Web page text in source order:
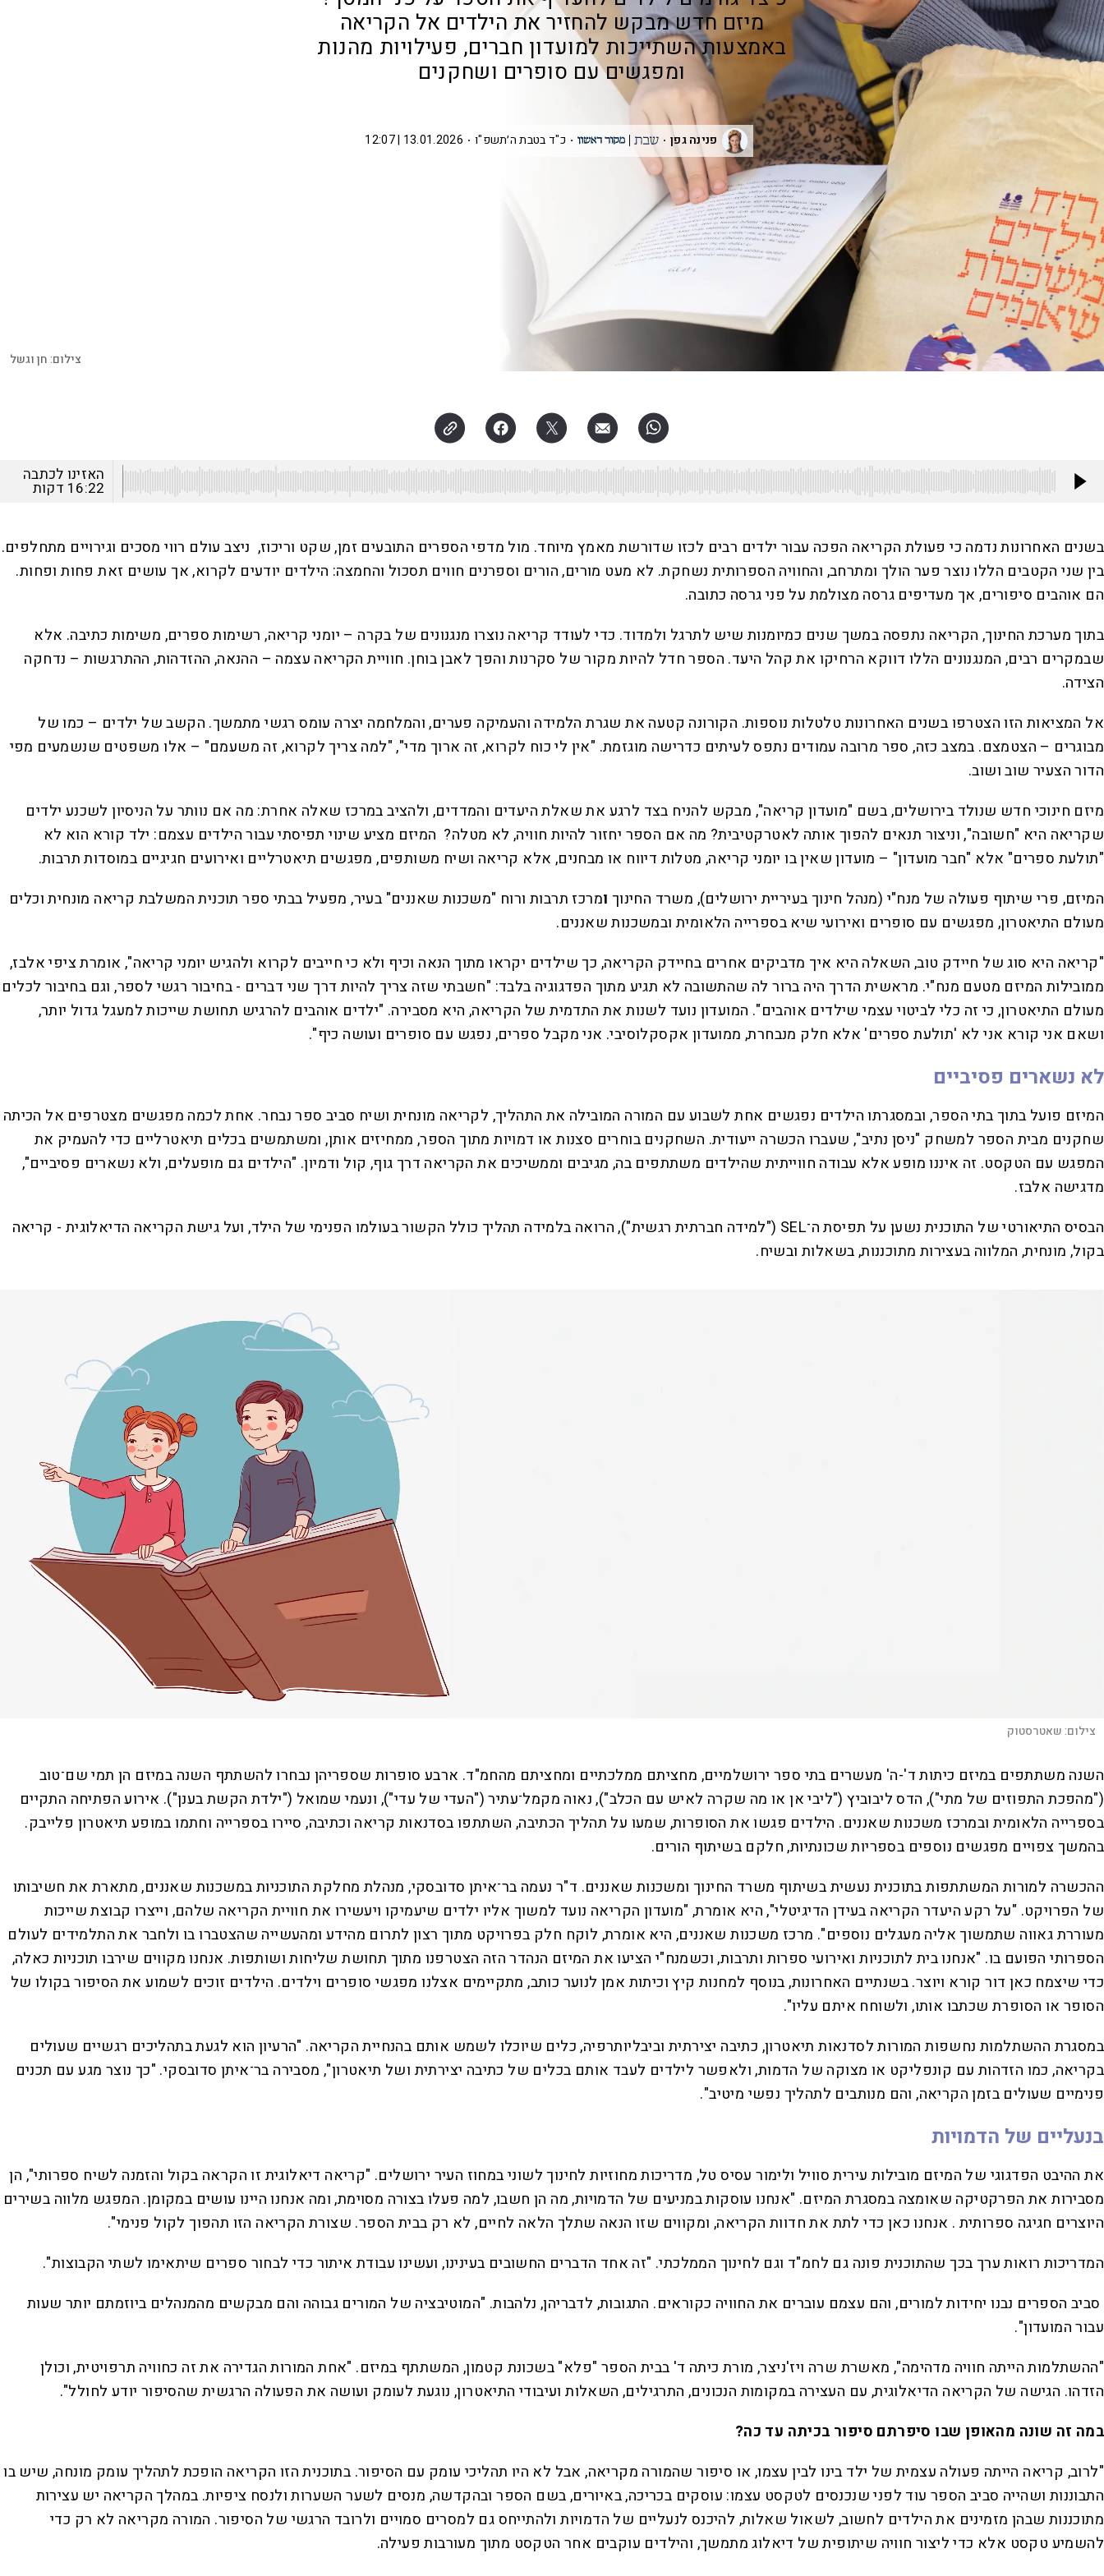
צילום:חן וגשל
מיזם חדש מבקש להחזיר את הילדים אל הקריאה
באמצעות השתייכות למועדון חברים, פעילויות מהנות
ומפגשים עם סופרים ושחקנים
פנינה גפן כ"ד בטבת ה׳תשפ"ו 13.01.2026 | 12:07
האזינו לכתבה
16:22 דקות
בשנים האחרונות נדמה כי פעולת הקריאה הפכה עבור ילדים רבים לכזו שדורשת מאמץ מיוחד. מול מדפי הספרים התובעים זמן, שקט וריכוז, ניצב עולם רווי מסכים וגירויים מתחלפים.
בין שני הקטבים הללו נוצר פער הולך ומתרחב, והחוויה הספרותית נשחקת. לא מעט מורים, הורים וספרנים חווים תסכול והחמצה: הילדים יודעים לקרוא, אך עושים זאת פחות ופחות.
הם אוהבים סיפורים, אך מעדיפים גרסה מצולמת על פני גרסה כתובה.
בתוך מערכת החינוך, הקריאה נתפסה במשך שנים כמיומנות שיש לתרגל ולמדוד. כדי לעודד קריאה נוצרו מנגנונים של בקרה – יומני קריאה, רשימות ספרים, משימות כתיבה. אלא
שבמקרים רבים, המנגנונים הללו דווקא הרחיקו את קהל היעד. הספר חדל להיות מקור של סקרנות והפך לאבן בוחן. חוויית הקריאה עצמה – ההנאה, ההזדהות, ההתרגשות – נדחקה
הצידה.
אל המציאות הזו הצטרפו בשנים האחרונות טלטלות נוספות. הקורונה קטעה את שגרת הלמידה והעמיקה פערים, והמלחמה יצרה עומס רגשי מתמשך. הקשב של ילדים – כמו של
מבוגרים – הצטמצם. במצב כזה, ספר מרובה עמודים נתפס לעיתים כדרישה מוגזמת. "אין לי כוח לקרוא, זה ארוך מדי", "למה צריך לקרוא, זה משעמם" – אלו משפטים שנשמעים מפי
הדור הצעיר שוב ושוב.
מיזם חינוכי חדש שנולד בירושלים, בשם "מועדון קריאה", מבקש להניח בצד לרגע את שאלת היעדים והמדדים, ולהציב במרכז שאלה אחרת: מה אם נוותר על הניסיון לשכנע ילדים
שקריאה היא "חשובה", וניצור תנאים להפוך אותה לאטרקטיבית? מה אם הספר יחזור להיות חוויה, לא מטלה? המיזם מציע שינוי תפיסתי עבור הילדים עצמם: ילד קורא הוא לא
"תולעת ספרים" אלא "חבר מועדון" – מועדון שאין בו יומני קריאה, מטלות דיווח או מבחנים, אלא קריאה ושיח משותפים, מפגשים תיאטרליים ואירועים חגיגיים במוסדות תרבות.
המיזם, פרי שיתוף פעולה של מנח"י (מנהל חינוך בעיריית ירושלים), משרד החינוך ומרכז תרבות ורוח "משכנות שאננים" בעיר, מפעיל בבתי ספר תוכנית המשלבת קריאה מונחית וכלים
מעולם התיאטרון, מפגשים עם סופרים ואירועי שיא בספרייה הלאומית ובמשכנות שאננים.
"קריאה היא סוג של חיידק טוב, השאלה היא איך מדביקים אחרים בחיידק הקריאה, כך שילדים יקראו מתוך הנאה וכיף ולא כי חייבים לקרוא ולהגיש יומני קריאה", אומרת ציפי אלבז,
ממובילות המיזם מטעם מנח"י. מראשית הדרך היה ברור לה שהתשובה לא תגיע מתוך הפדגוגיה בלבד: "חשבתי שזה צריך להיות דרך שני דברים - בחיבור רגשי לספר, וגם בחיבור לכלים
מעולם התיאטרון, כי זה כלי לביטוי עצמי שילדים אוהבים". המועדון נועד לשנות את התדמית של הקריאה, היא מסבירה. "ילדים אוהבים להרגיש תחושת שייכות למעגל גדול יותר,
ושאם אני קורא אני לא 'תולעת ספרים' אלא חלק מנבחרת, ממועדון אקסקלוסיבי. אני מקבל ספרים, נפגש עם סופרים ועושה כיף".
לא נשארים פסיביים
המיזם פועל בתוך בתי הספר, ובמסגרתו הילדים נפגשים אחת לשבוע עם המורה המובילה את התהליך, לקריאה מונחית ושיח סביב ספר נבחר. אחת לכמה מפגשים מצטרפים אל הכיתה
שחקנים מבית הספר למשחק "ניסן נתיב", שעברו הכשרה ייעודית. השחקנים בוחרים סצנות או דמויות מתוך הספר, ממחיזים אותן, ומשתמשים בכלים תיאטרליים כדי להעמיק את
המפגש עם הטקסט. זה איננו מופע אלא עבודה חווייתית שהילדים משתתפים בה, מגיבים וממשיכים את הקריאה דרך גוף, קול ודמיון. "הילדים גם מופעלים, ולא נשארים פסיביים",
מדגישה אלבז.
הבסיס התיאורטי של התוכנית נשען על תפיסת ה־SEL ("למידה חברתית רגשית"), הרואה בלמידה תהליך כולל הקשור בעולמו הפנימי של הילד, ועל גישת הקריאה הדיאלוגית - קריאה
בקול, מונחית, המלווה בעצירות מתוכננות, בשאלות ובשיח.
צילום:שאטרסטוק
השנה משתתפים במיזם כיתות ד'-ה' מעשרים בתי ספר ירושלמיים, מחציתם ממלכתיים ומחציתם מהחמ"ד. ארבע סופרות שספריהן נבחרו להשתתף השנה במיזם הן תמי שם־טוב
("מהפכת התפוזים של מתי"), הדס ליבוביץ ("ליבי אן או מה שקרה לאיש עם הכלב"), נאוה מקמל־עתיר ("העדי של עדי"), ונעמי שמואל ("ילדת הקשת בענן"). אירוע הפתיחה התקיים
בספרייה הלאומית ובמרכז משכנות שאננים. הילדים פגשו את הסופרות, שמעו על תהליך הכתיבה, השתתפו בסדנאות קריאה וכתיבה, סיירו בספרייה וחתמו במופע תיאטרון פלייבק.
בהמשך צפויים מפגשים נוספים בספריות שכונתיות, חלקם בשיתוף הורים.
ההכשרה למורות המשתתפות בתוכנית נעשית בשיתוף משרד החינוך ומשכנות שאננים. ד"ר נעמה בר־איתן סדובסקי, מנהלת מחלקת התוכניות במשכנות שאננים, מתארת את חשיבותו
של הפרויקט. "על רקע היעדר הקריאה בעידן הדיגיטלי", היא אומרת, "מועדון הקריאה נועד למשוך אליו ילדים שיעמיקו ויעשירו את חוויית הקריאה שלהם, וייצרו קבוצת שייכות
מעוררת גאווה שתמשוך אליה מעגלים נוספים". מרכז משכנות שאננים, היא אומרת, לוקח חלק בפרויקט מתוך רצון לתרום מהידע ומהעשייה שהצטברו בו ולחבר את התלמידים לעולם
הספרותי הפועם בו. "אנחנו בית לתוכניות ואירועי ספרות ותרבות, וכשמנח"י הציעו את המיזם הנהדר הזה הצטרפנו מתוך תחושת שליחות ושותפות. אנחנו מקווים שירבו תוכניות כאלה,
כדי שיצמח כאן דור קורא ויוצר. בשנתיים האחרונות, בנוסף למחנות קיץ וכיתות אמן לנוער כותב, מתקיימים אצלנו מפגשי סופרים וילדים. הילדים זוכים לשמוע את הסיפור בקולו של
הסופר או הסופרת שכתבו אותו, ולשוחח איתם עליו".
במסגרת ההשתלמות נחשפות המורות לסדנאות תיאטרון, כתיבה יצירתית וביבליותרפיה, כלים שיוכלו לשמש אותם בהנחיית הקריאה. "הרעיון הוא לגעת בתהליכים רגשיים שעולים
בקריאה, כמו הזדהות עם קונפליקט או מצוקה של הדמות, ולאפשר לילדים לעבד אותם בכלים של כתיבה יצירתית ושל תיאטרון", מסבירה בר־איתן סדובסקי. "כך נוצר מגע עם תכנים
פנימיים שעולים בזמן הקריאה, והם מנותבים לתהליך נפשי מיטיב".
בנעליים של הדמויות
את ההיבט הפדגוגי של המיזם מובילות עירית סוויל ולימור עסיס טל, מדריכות מחוזיות לחינוך לשוני במחוז העיר ירושלים. "קריאה דיאלוגית זו הקראה בקול והזמנה לשיח ספרותי", הן
מסבירות את הפרקטיקה שאומצה במסגרת המיזם. "אנחנו עוסקות במניעים של הדמויות, מה הן חשבו, למה פעלו בצורה מסוימת, ומה אנחנו היינו עושים במקומן. המפגש מלווה בשירים
היוצרים חגיגה ספרותית . אנחנו כאן כדי לתת את חדוות הקריאה, ומקווים שזו הנאה שתלך הלאה לחיים, לא רק בבית הספר. שצורת הקריאה הזו תהפוך לקול פנימי".
המדריכות רואות ערך בכך שהתוכנית פונה גם לחמ"ד וגם לחינוך הממלכתי. "זה אחד הדברים החשובים בעינינו, ועשינו עבודת איתור כדי לבחור ספרים שיתאימו לשתי הקבוצות".
סביב הספרים נבנו יחידות למורים, והם עצמם עוברים את החוויה כקוראים. התגובות, לדבריהן, נלהבות. "המוטיבציה של המורים גבוהה והם מבקשים מהמנהלים ביוזמתם יותר שעות
עבור המועדון".
"ההשתלמות הייתה חוויה מדהימה", מאשרת שרה ויז'ניצר, מורת כיתה ד' בבית הספר "פלא" בשכונת קטמון, המשתתף במיזם. "אחת המורות הגדירה את זה כחוויה תרפויטית, וכולן
הזדהו. הגישה של הקריאה הדיאלוגית, עם העצירה במקומות הנכונים, התרגילים, השאלות ועיבודי התיאטרון, נוגעת לעומק ועושה את הפעולה הרגשית שהסיפור יודע לחולל".
במה זה שונה מהאופן שבו סיפרתם סיפור בכיתה עד כה?
"לרוב, קריאה הייתה פעולה עצמית של ילד בינו לבין עצמו, או סיפור שהמורה מקריאה, אבל לא היו תהליכי עומק עם הסיפור. בתוכנית הזו הקריאה הופכת לתהליך עומק מונחה, שיש בו
התבוננות ושהייה סביב הספר עוד לפני שנכנסים לטקסט עצמו: עוסקים בכריכה, באיורים, בשם הספר ובהקדשה, מנסים לשער השערות ולנסח ציפיות. במהלך הקריאה יש עצירות
מתוכננות שבהן מזמינים את הילדים לחשוב, לשאול שאלות, להיכנס לנעליים של הדמויות ולהתייחס גם למסרים סמויים ולרובד הרגשי של הסיפור. המורה מקריאה לא רק כדי
להשמיע טקסט אלא כדי ליצור חוויה שיתופית של דיאלוג מתמשך, והילדים עוקבים אחר הטקסט מתוך מעורבות פעילה.